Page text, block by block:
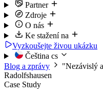
Partner
Zdroje
O nás
Ke stažení na
Vyzkoušejte živou ukázku
Čeština cs
Blog a zprávy
"Nezávislý
Radolfshausen
Case Study